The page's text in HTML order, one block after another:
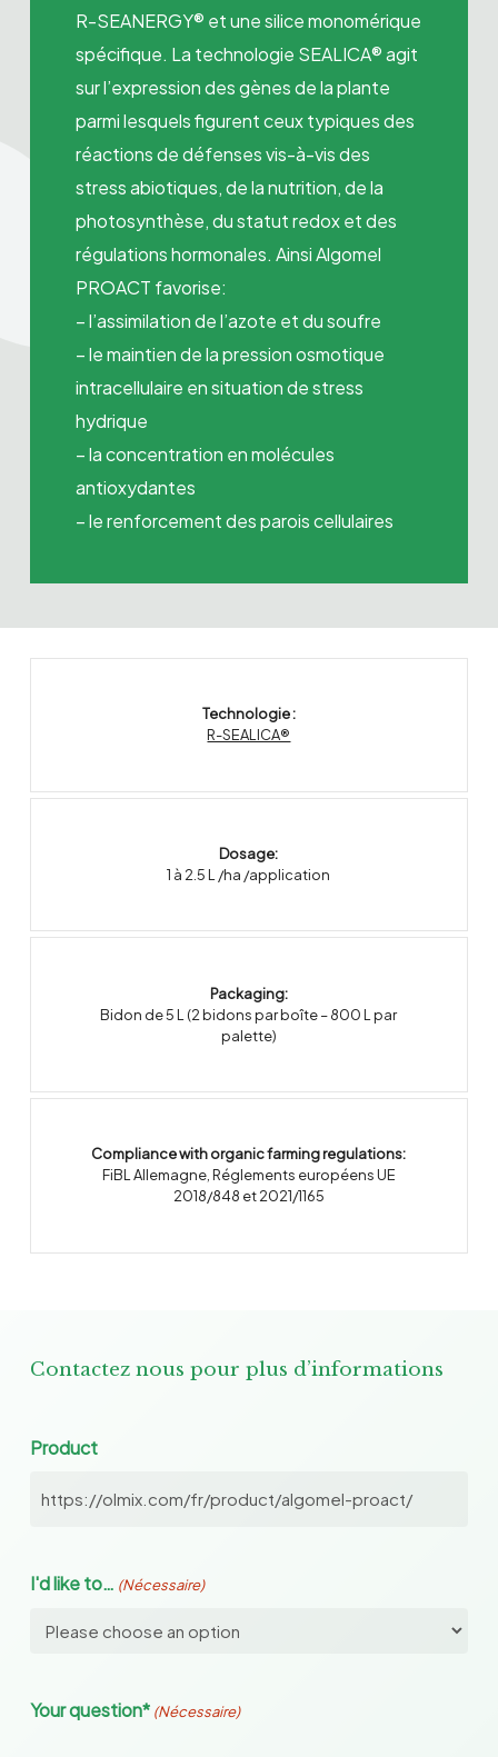
R-SEANERGY® et une silice monomérique
spécifique. La technologie SEALICA® agit
sur l’expression des gènes de la plante
parmi lesquels figurent ceux typiques des
réactions de défenses vis-à-vis des
stress abiotiques, de la nutrition, de la
photosynthèse, du statut redox et des
régulations hormonales. Ainsi Algomel
PROACT favorise:
– l’assimilation de l’azote et du soufre
– le maintien de la pression osmotique
intracellulaire en situation de stress
hydrique
– la concentration en molécules
antioxydantes
– le renforcement des parois cellulaires
Technologie :
R-SEALICA®
Dosage:
1 à 2.5 L /ha /application
Packaging:
Bidon de 5 L (2 bidons par boîte – 800 L par
palette)
Compliance with organic farming regulations:
FiBL Allemagne,Réglements européens UE
2018/848 et 2021/1165
Contactez nous pour plus d’informations
Product
I'd like to… (Nécessaire)
Your question* (Nécessaire)